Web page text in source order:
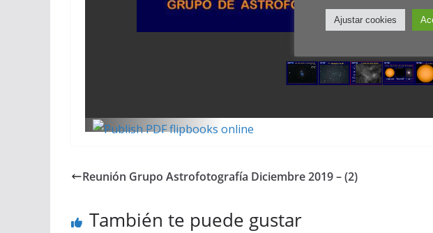
Reunión Grupo Astrofotografía Diciembre 2019 – (2)
También te puede gustar
Ajustar cookies